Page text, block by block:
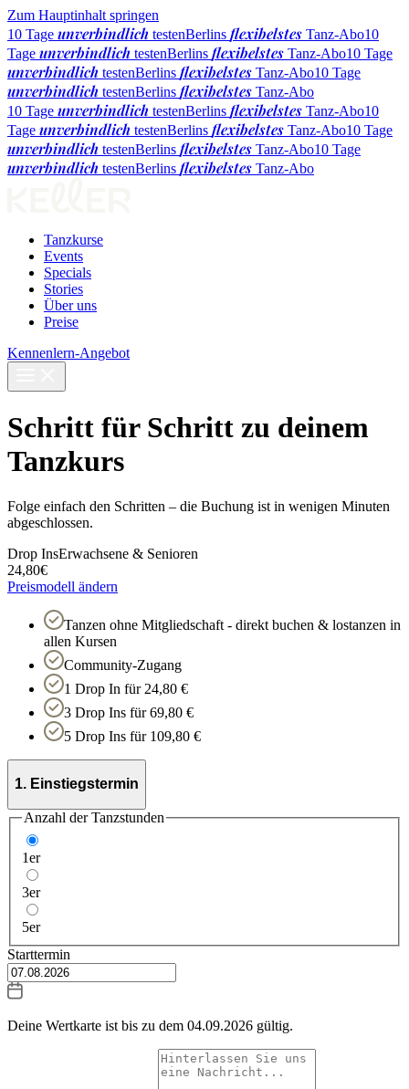
Zum Hauptinhalt springen
10 Tage unverbindlich testenBerlins flexibelstes Tanz-Abo10
Tage unverbindlich testenBerlins flexibelstes Tanz-Abo10 Tage
unverbindlich testenBerlins flexibelstes Tanz-Abo10 Tage
unverbindlich testenBerlins flexibelstes Tanz-Abo
10 Tage unverbindlich testenBerlins flexibelstes Tanz-Abo10
Tage unverbindlich testenBerlins flexibelstes Tanz-Abo10 Tage
unverbindlich testenBerlins flexibelstes Tanz-Abo10 Tage
unverbindlich testenBerlins flexibelstes Tanz-Abo
Tanzkurse
Events
Specials
Stories
Über uns
Preise
Kennenlern-Angebot
Schritt für Schritt zu deinem
Tanzkurs
Folge einfach den Schritten – die Buchung ist in wenigen Minuten
abgeschlossen.
Drop InsErwachsene & Senioren
24,80€
Preismodell ändern
Tanzen ohne Mitgliedschaft - direkt buchen & lostanzen in
allen Kursen
Community-Zugang
1 Drop In für 24,80 €
3 Drop Ins für 69,80 €
5 Drop Ins für 109,80 €
1. Einstiegstermin
Anzahl der Tanzstunden
1er
3er
5er
Starttermin
Deine Wertkarte ist bis zu dem 04.09.2026 gültig.